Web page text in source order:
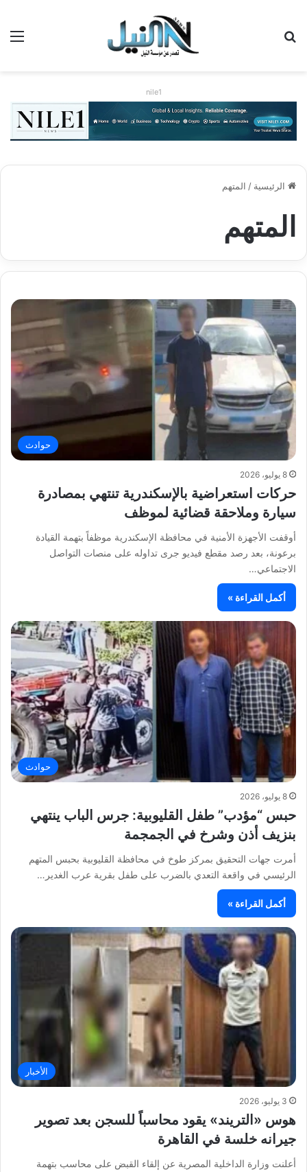
nile1
الرئيسية / المتهم
المتهم
حوادث
8 يوليو، 2026
حركات استعراضية بالإسكندرية تنتهي بمصادرة
سيارة وملاحقة قضائية لموظف
أوقفت الأجهزة الأمنية في محافظة الإسكندرية موظفاً بتهمة القيادة
برعونة، بعد رصد مقطع فيديو جرى تداوله على منصات التواصل
الاجتماعي…
أكمل القراءة »
حوادث
8 يوليو، 2026
حبس “مؤدب” طفل القليوبية: جرس الباب ينتهي
بنزيف أذن وشرخ في الجمجمة
أمرت جهات التحقيق بمركز طوخ في محافظة القليوبية بحبس المتهم
الرئيسي في واقعة التعدي بالضرب على طفل بقرية عرب الغدير…
أكمل القراءة »
الأخبار
3 يوليو، 2026
هوس «التريند» يقود محاسباً للسجن بعد تصوير
جيرانه خلسة في القاهرة
أعلنت وزارة الداخلية المصرية عن إلقاء القبض على محاسب بتهمة